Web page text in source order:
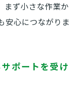
まず小さな作業か
安心につながりま
ポートを受け